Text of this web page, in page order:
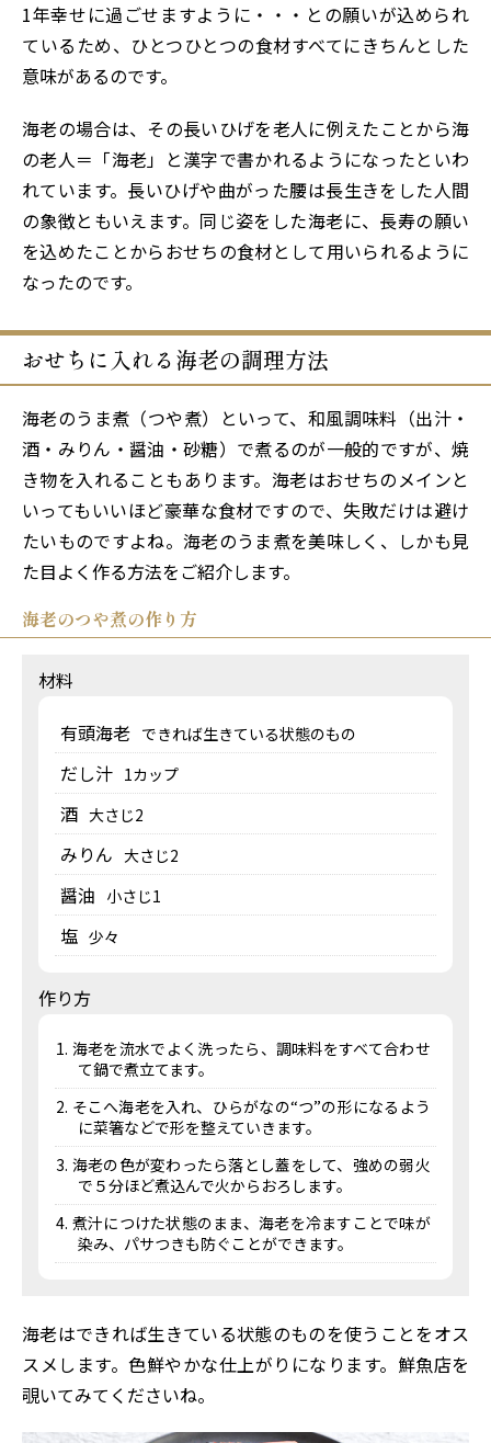
1年幸せに過ごせますように・・・との願いが込められ
ているため、ひとつひとつの食材すべてにきちんとした
意味があるのです。
海老の場合は、その長いひげを老人に例えたことから海
の老人＝「海老」と漢字で書かれるようになったといわ
れています。長いひげや曲がった腰は長生きをした人間
の象徴ともいえます。同じ姿をした海老に、長寿の願い
を込めたことからおせちの食材として用いられるように
なったのです。
おせちに入れる海老の調理方法
海老のうま煮（つや煮）といって、和風調味料（出汁・
酒・みりん・醤油・砂糖）で煮るのが一般的ですが、焼
き物を入れることもあります。海老はおせちのメインと
いってもいいほど豪華な食材ですので、失敗だけは避け
たいものですよね。海老のうま煮を美味しく、しかも見
た目よく作る方法をご紹介します。
海老のつや煮の作り方
材料
有頭海老 できれば生きている状態のもの
だし汁 1カップ
酒 大さじ2
みりん 大さじ2
醤油 小さじ1
塩 少々
作り方
海老を流水でよく洗ったら、調味料をすべて合わせ
て鍋で煮立てます。
そこへ海老を入れ、ひらがなの“つ”の形になるよう
に菜箸などで形を整えていきます。
海老の色が変わったら落とし蓋をして、強めの弱火
で５分ほど煮込んで火からおろします。
煮汁につけた状態のまま、海老を冷ますことで味が
染み、パサつきも防ぐことができます。
海老はできれば生きている状態のものを使うことをオス
スメします。色鮮やかな仕上がりになります。鮮魚店を
覗いてみてくださいね。